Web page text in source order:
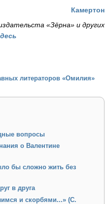
Камертон
«Зёрна» и других
литераторов «Омилия»
вопросы
о Валентине
бы сложно жить без
в друга
и скорбями...» (С.